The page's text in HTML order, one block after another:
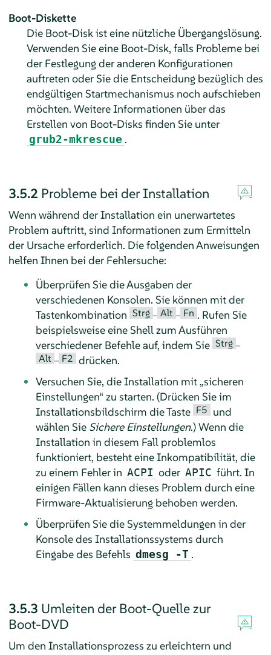
Boot-Diskette
Die Boot-Disk ist eine nützliche Übergangslösung.
Verwenden Sie eine Boot-Disk, falls Probleme bei
der Festlegung der anderen Konfigurationen
auftreten oder Sie die Entscheidung bezüglich des
endgültigen Startmechanismus noch aufschieben
möchten. Weitere Informationen über das
Erstellen von Boot-Disks finden Sie unter
grub2-mkrescue .
3.5.2 Probleme bei der Installation
Wenn während der Installation ein unerwartetes
Problem auftritt, sind Informationen zum Ermitteln
der Ursache erforderlich. Die folgenden Anweisungen
helfen Ihnen bei der Fehlersuche:
Überprüfen Sie die Ausgaben der
verschiedenen Konsolen. Sie können mit der
Tastenkombination Strg – Alt – Fn . Rufen Sie
beispielsweise eine Shell zum Ausführen
verschiedener Befehle auf, indem Sie Strg –
Alt – F2 drücken.
Versuchen Sie, die Installation mit„sicheren
Einstellungen“zu starten. (Drücken Sie im
Installationsbildschirm die Taste F5 und
wählen Sie Sichere Einstellungen.) Wenn die
Installation in diesem Fall problemlos
funktioniert, besteht eine Inkompatibilität, die
zu einem Fehler in ACPI oder APIC führt. In
einigen Fällen kann dieses Problem durch eine
Firmware-Aktualisierung behoben werden.
Überprüfen Sie die Systemmeldungen in der
Konsole des Installationssystems durch
Eingabe des Befehls dmesg -T .
3.5.3 Umleiten der Boot-Quelle zur
Boot-DVD
Um den Installationsprozess zu erleichtern und